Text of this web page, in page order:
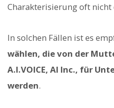
Charakterisierung oft
In solchen Fällen ist es
wählen, die von der
A.I.VOICE, AI Inc., für
werden.